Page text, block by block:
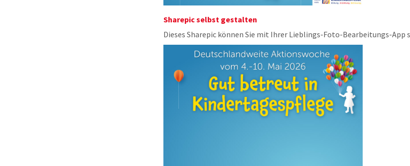
Sharepic selbst gestalten
Dieses Sharepic können Sie mit Ihrer Lieblings-Foto-Bearbeitungs-App